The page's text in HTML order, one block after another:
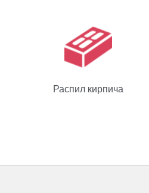
Распил кирпича